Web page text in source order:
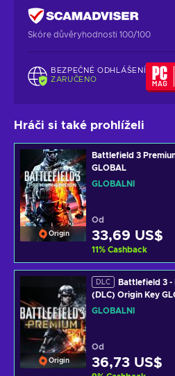
Skóre důvěryhodnosti 100/100
BEZPEČNÉ ODHLÁŠENÍ
ZARUČENO
Hráči si také prohlíželi
Origin
Battlefield 3
GLOBAL
GLOBÁLNÍ
Od
33,69 US$
11% Cashback
Origin
DLC
Battlefield 3 -
(DLC) Origin Key
GLOBÁLNÍ
Od
36,73 US$